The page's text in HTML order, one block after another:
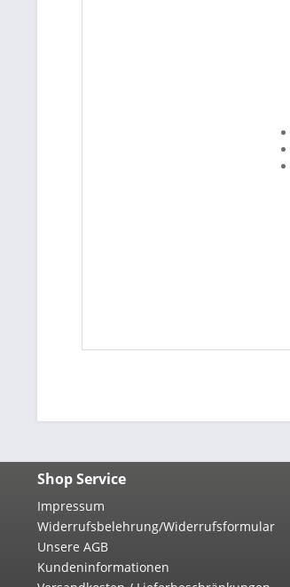
Shop Service
Impressum
Widerrufsbelehrung/Widerrufsformular
Unsere AGB
Kundeninformationen